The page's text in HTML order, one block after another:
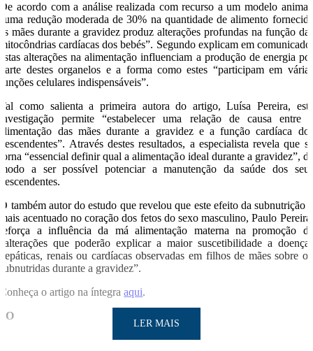
De acordo com a análise realizada com recurso a um modelo animal,
“uma redução moderada de 30% na quantidade de alimento fornecida
às mães durante a gravidez produz alterações profundas na função das
mitocôndrias cardíacas dos bebés”. Segundo explicam em comunicado,
estas alterações na alimentação influenciam a produção de energia por
parte destes organelos e a forma como estes “participam em várias
funções celulares indispensáveis”.
Tal como salienta a primeira autora do artigo, Luísa Pereira, esta
investigação permite “estabelecer uma relação de causa entre a
alimentação das mães durante a gravidez e a função cardíaca dos
descendentes”. Através destes resultados, a especialista revela que se
torna “essencial definir qual a alimentação ideal durante a gravidez”, de
modo a ser possível potenciar a manutenção da saúde dos seus
descendentes.
O também autor do estudo que revelou que este efeito da subnutrição é
mais acentuado no coração dos fetos do sexo masculino, Paulo Pereira,
reforça a influência da má alimentação materna na promoção de
“alterações que poderão explicar a maior suscetibilidade a doenças
hepáticas, renais ou cardíacas observadas em filhos de mães sobre ou
subnutridas durante a gravidez”.
Conheça o artigo na íntegraaqui.
SO
LER MAIS